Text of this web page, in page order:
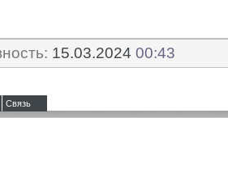
15.03.2024 00:43
Связь